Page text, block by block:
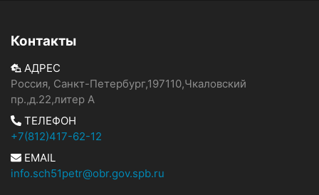
Контакты
АДРЕС
Россия, Санкт-Петербург,197110,Чкаловский
пр.,д.22,литер А
ТЕЛЕФОН
+7(812)417-62-12
EMAIL
info.sch51petr@obr.gov.spb.ru